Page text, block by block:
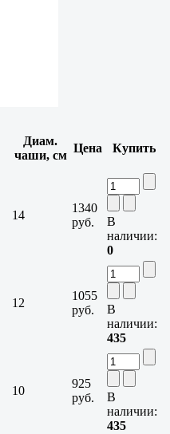
Диам.
чаши, см
Цена Купить
14
1340
руб.
В
наличии:
0
12
1055
руб.
В
наличии:
435
10
925
руб.
В
наличии:
435